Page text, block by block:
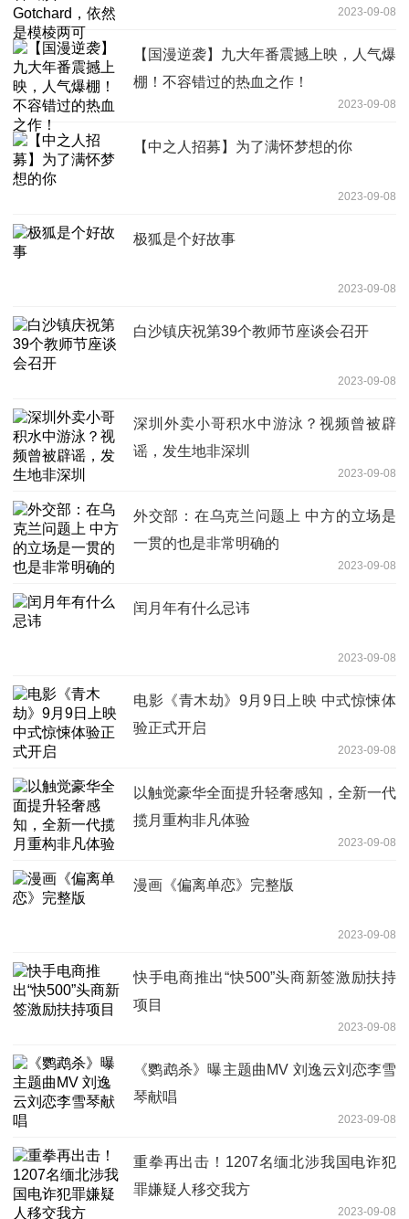
2023-09-08
【国漫逆袭】九大年番震撼上映，人气爆
棚！不容错过的热血之作！
2023-09-08
【中之人招募】为了满怀梦想的你
2023-09-08
极狐是个好故事
2023-09-08
白沙镇庆祝第39个教师节座谈会召开
2023-09-08
深圳外卖小哥积水中游泳？视频曾被辟
谣，发生地非深圳
2023-09-08
外交部：在乌克兰问题上 中方的立场是
一贯的也是非常明确的
2023-09-08
闰月年有什么忌讳
2023-09-08
电影《青木劫》9月9日上映 中式惊悚体
验正式开启
2023-09-08
以触觉豪华全面提升轻奢感知，全新一代
揽月重构非凡体验
2023-09-08
漫画《偏离单恋》完整版
2023-09-08
快手电商推出“快500”头商新签激励扶持
项目
2023-09-08
《鹦鹉杀》曝主题曲MV 刘逸云刘恋李雪
琴献唱
2023-09-08
重拳再出击！1207名缅北涉我国电诈犯
罪嫌疑人移交我方
2023-09-08